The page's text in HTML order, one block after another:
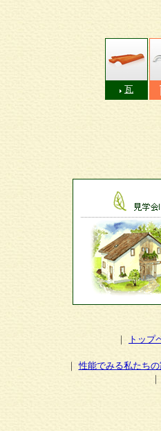
瓦
｜ トップ
｜性能でみる私たち